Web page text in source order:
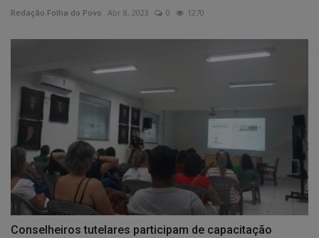
Redação Folha do Povo Abr 8, 2023 0 1270
Conselheiros tutelares participam de capacitação